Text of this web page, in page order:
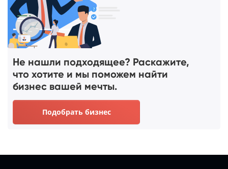
Не нашли подходящее? Раскажите,
что хотите и мы поможем найти
бизнес вашей мечты.
Подобрать бизнес